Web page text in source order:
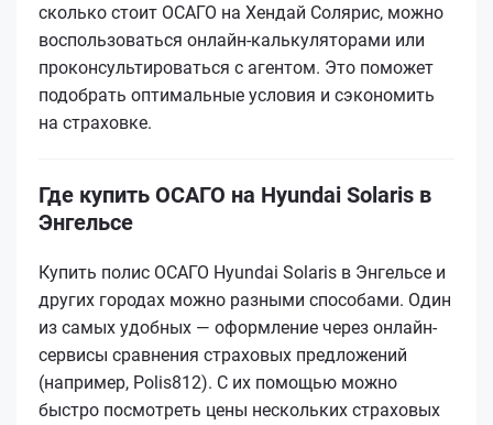
сколько стоит ОСАГО на Хендай Солярис, можно
воспользоваться онлайн-калькуляторами или
проконсультироваться с агентом. Это поможет
подобрать оптимальные условия и сэкономить
на страховке.
Где купить ОСАГО на Hyundai Solaris в
Энгельсе
Купить полис ОСАГО Hyundai Solaris в Энгельсе и
других городах можно разными способами. Один
из самых удобных — оформление через онлайн-
сервисы сравнения страховых предложений
(например, Polis812). С их помощью можно
быстро посмотреть цены нескольких страховых